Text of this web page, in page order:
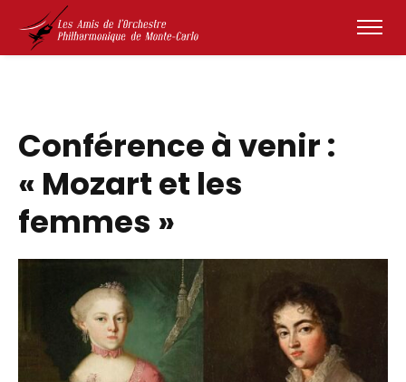
Conférence à venir :
« Mozart et les
femmes »